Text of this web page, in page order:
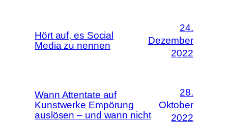
Hört auf, es Social
Media zu nennen
24.
Dezember
2022
Wann Attentate auf
Kunstwerke Empörung
auslösen – und wann nicht
28.
Oktober
2022